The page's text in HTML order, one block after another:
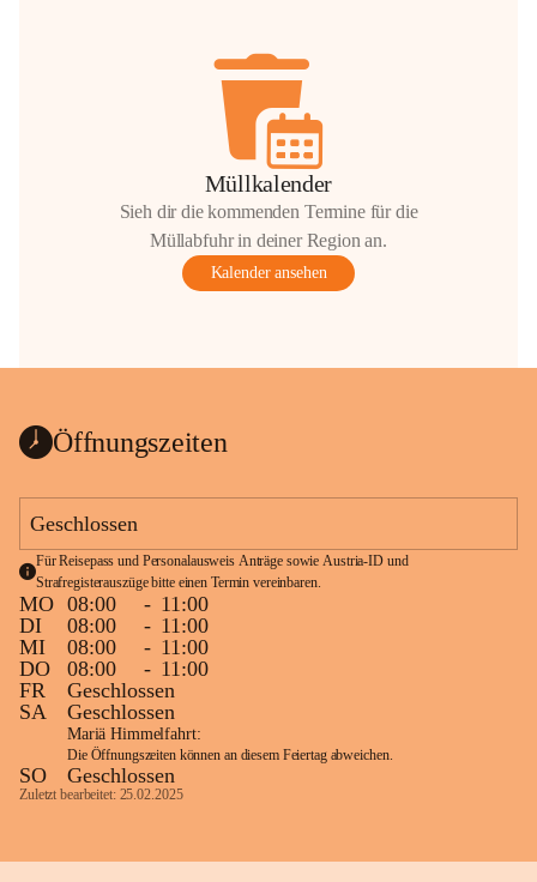
Müllkalender
Sieh dir die kommenden Termine für die
Müllabfuhr in deiner Region an.
Kalender ansehen
Öffnungszeiten
Geschlossen
Für Reisepass und Personalausweis Anträge sowie Austria-ID und
Strafregisterauszüge bitte einen Termin vereinbaren.
MO 08:00 - 11:00
DI
08:00 - 11:00
MI
08:00 - 11:00
DO
08:00 - 11:00
FR
Geschlossen
SA
Geschlossen
Mariä Himmelfahrt:
Die Öffnungszeiten können an diesem Feiertag abweichen.
SO Geschlossen
Zuletzt bearbeitet: 25.02.2025